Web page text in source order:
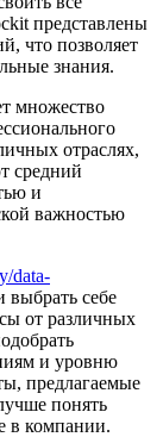
представлены
что позволяет
знания.
множество
отраслях,
средний
и
важностью
data-
себе
от различных
и уровню
предлагаемые
понять
в компании.